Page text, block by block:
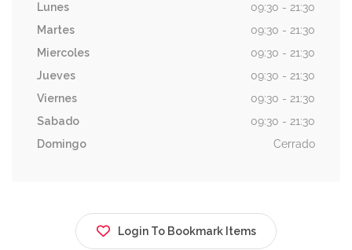
Lunes
09:30 - 21:30
Martes
09:30 - 21:30
Miercoles
09:30 - 21:30
Jueves
09:30 - 21:30
Viernes
09:30 - 21:30
Sabado
09:30 - 21:30
Domingo
Cerrado
Login To Bookmark Items